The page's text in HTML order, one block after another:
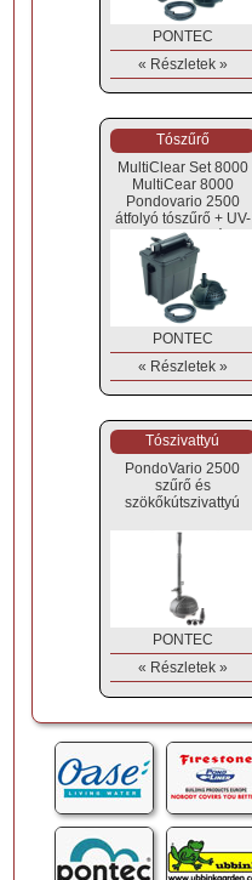
PONTEC
« Részletek »
Tószűrő
MultiClear Set 8000
MultiCear 8000
Pondovario 2500
átfolyó tószűrő + UV-
C + szivattyú
PONTEC
« Részletek »
Tószivattyú
PondoVario 2500
szűrő és
szökőkútszivattyú
PONTEC
« Részletek »